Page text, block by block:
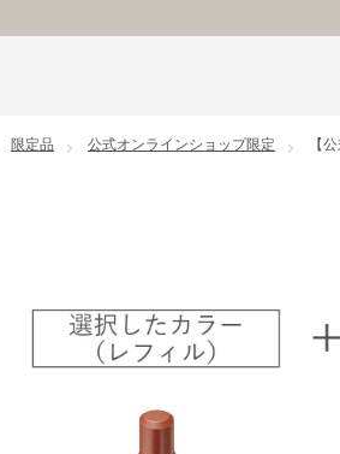
限定品 公式オンラインショップ限定 【